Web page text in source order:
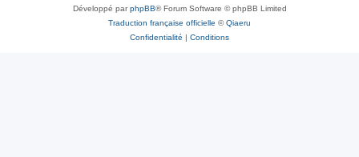
Développé parphpBB® Forum Software © phpBB Limited
Traduction française officielle ©Qiaeru
Confidentialité | Conditions